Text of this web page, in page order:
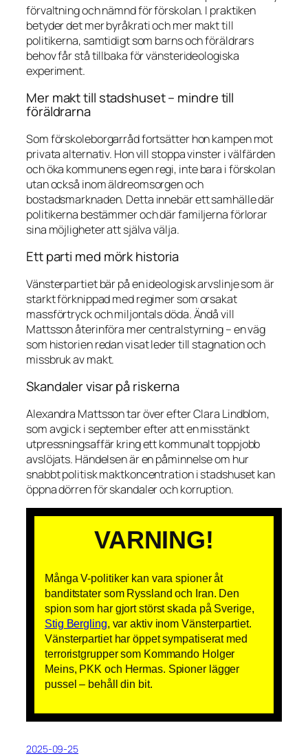
förvaltning och nämnd för förskolan. I praktiken
betyder det mer byråkrati och mer makt till
politikerna, samtidigt som barns och föräldrars
behov får stå tillbaka för vänsterideologiska
experiment.
Mer makt till stadshuset – mindre till
föräldrarna
Som förskoleborgarråd fortsätter hon kampen mot
privata alternativ. Hon vill stoppa vinster i välfärden
och öka kommunens egen regi, inte bara i förskolan
utan också inom äldreomsorgen och
bostadsmarknaden. Detta innebär ett samhälle där
politikerna bestämmer och där familjerna förlorar
sina möjligheter att själva välja.
Ett parti med mörk historia
Vänsterpartiet bär på en ideologisk arvslinje som är
starkt förknippad med regimer som orsakat
massförtryck och miljontals döda. Ändå vill
Mattsson återinföra mer centralstyrning – en väg
som historien redan visat leder till stagnation och
missbruk av makt.
Skandaler visar på riskerna
Alexandra Mattsson tar över efter Clara Lindblom,
som avgick i september efter att en misstänkt
utpressningsaffär kring ett kommunalt toppjobb
avslöjats. Händelsen är en påminnelse om hur
snabbt politisk maktkoncentration i stadshuset kan
öppna dörren för skandaler och korruption.
VARNING!
Många V-politiker kan vara spioner åt
banditstater som Ryssland och Iran. Den
spion som har gjort störst skada på Sverige,
Stig Bergling, var aktiv inom Vänsterpartiet.
Vänsterpartiet har öppet sympatiserat med
terroristgrupper som Kommando Holger
Meins, PKK och Hermas. Spioner lägger
pussel – behåll din bit.
2025-09-25